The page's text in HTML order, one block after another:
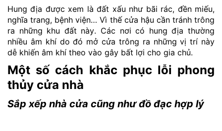
Hung địa được xem là đất xấu như bãi rác, đền miếu,
nghĩa trang, bệnh viện… Vì thế cửa hậu cần tránh trông
ra những khu đất này. Các nơi có hung địa thường
nhiều âm khí do đó mở cửa trông ra những vị trí này
dễ khiến âm khí theo vào gây bất lợi cho gia chủ.
Một số cách khắc phục lỗi phong
thủy cửa nhà
Sắp xếp nhà cửa cũng như đồ đạc hợp lý